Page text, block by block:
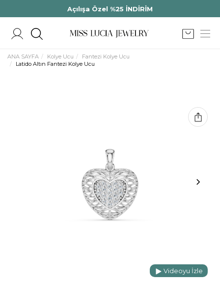
Açılışa Özel %25 İNDİRİM
ANA SAYFA Kolye Ucu
Fantezi Kolye Ucu
Latido Altın Fantezi Kolye Ucu
Videoyu İzle